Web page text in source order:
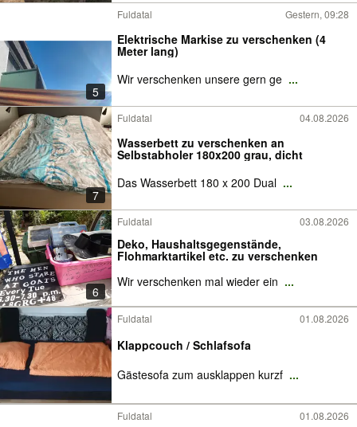
5
Fuldatal Gestern, 09:28
Elektrische Markise zu verschenken (4
Meter lang)
Wir verschenken unsere gern ge ...
7
Fuldatal 04.08.2026
Wasserbett zu verschenken an
Selbstabholer 180x200 grau, dicht
Das Wasserbett 180 x 200 Dual ...
6
Fuldatal 03.08.2026
Deko, Haushaltsgegenstände,
Flohmarktartikel etc. zu verschenken
Wir verschenken mal wieder ein ...
Fuldatal 01.08.2026
Klappcouch / Schlafsofa
Gästesofa zum ausklappen kurzf ...
Fuldatal 01.08.2026